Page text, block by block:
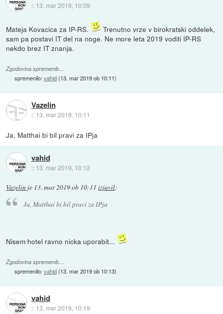
:: 13. mar 2019, 10:09
Mateja Kovacica za IP-RS.
Trenutno vrze v birokratski oddelek,
sam pa postavi IT del na noge. Ne more leta 2019 voditi IP-RS
nekdo brez IT znanja.
Zgodovina sprememb…
spremenilo:vahid(13. mar 2019 ob 10:11)
Vazelin
:: 13. mar 2019, 10:11
Ja, Matthai bi bil pravi za IPja
vahid
:: 13. mar 2019, 10:12
Vazelin je 13. mar 2019 ob 10:11 izjavil:
Ja, Matthai bi bil pravi za IPja
Nisem hotel ravno nicka uporabit...
Zgodovina sprememb…
spremenilo:vahid(13. mar 2019 ob 10:13)
vahid
:: 13. mar 2019, 10:19